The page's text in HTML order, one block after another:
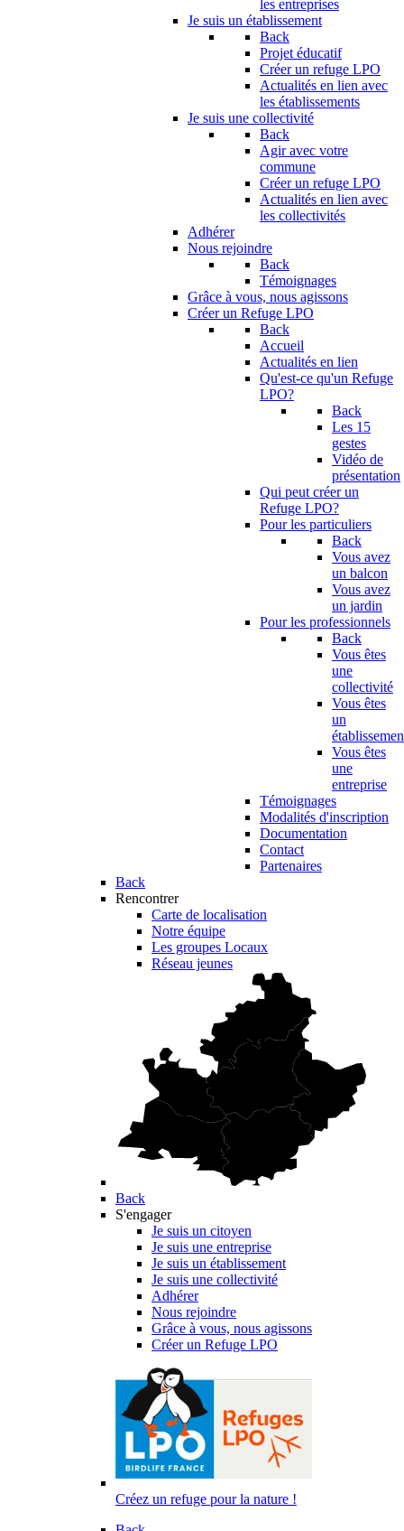
les entreprises
Je suis un établissement
Back
Projet éducatif
Créer un refuge LPO
Actualités en lien avec
les établissements
Je suis une collectivité
Back
Agir avec votre
commune
Créer un refuge LPO
Actualités en lien avec
les collectivités
Adhérer
Nous rejoindre
Back
Témoignages
Grâce à vous, nous agissons
Créer un Refuge LPO
Back
Accueil
Actualités en lien
Qu'est-ce qu'un Refuge
LPO?
Back
Les 15
gestes
Vidéo de
présentation
Qui peut créer un
Refuge LPO?
Pour les particuliers
Back
Vous avez
un balcon
Vous avez
un jardin
Pour les professionnels
Back
Vous êtes
une
collectivité
Vous êtes
un
Vous êtes
une
entreprise
Témoignages
Modalités d'inscription
Documentation
Contact
Partenaires
Back
Rencontrer
Carte de localisation
Notre équipe
Les groupes Locaux
Réseau jeunes
Back
S'engager
Je suis un citoyen
Je suis une entreprise
Je suis un établissement
Je suis une collectivité
Adhérer
Nous rejoindre
Grâce à vous, nous agissons
Créer un Refuge LPO
Créez un refuge pour la nature !